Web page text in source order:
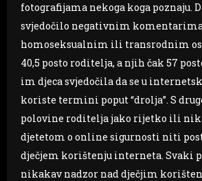
fotografijama nekoga koga poznaju.
svjedočilo negativnim
homoseksualnim ili transrodnim
40,5 posto roditelja, a njih čak 57
im djeca svjedočila da se u
koriste termini poput “drolja”. S
polovine roditelja jako rijetko ili
djetetom o online sigurnosti niti
dječjem korištenju interneta. Svaki
nikakav nadzor nad dječjim